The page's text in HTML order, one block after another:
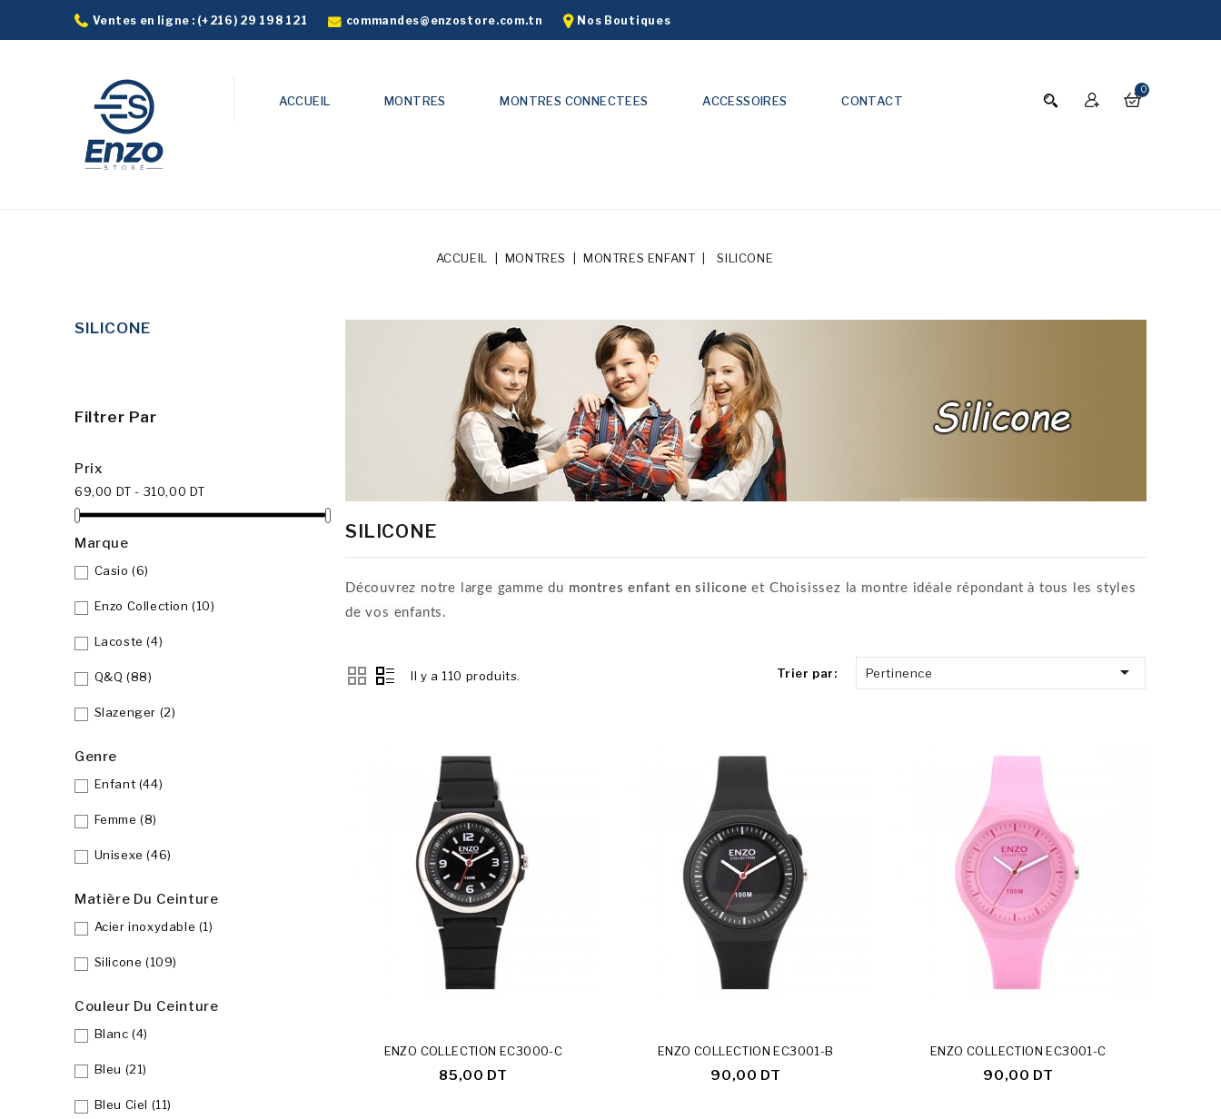
Ventes en ligne : (+216) 29 198 121 commandes@enzostore.com.tn Nos Boutiques
0
ACCUEIL MONTRES MONTRES CONNECTEES ACCESSOIRES CONTACT
ACCUEIL MONTRES MONTRES ENFANT SILICONE
SILICONE
Filtrer Par
Prix
69,00 DT - 310,00 DT
Marque
Casio(6)
Enzo Collection(10)
Lacoste(4)
Q&Q(88)
Slazenger (2)
Genre
Enfant (44)
Femme(8)
Unisexe(46)
Matière Du Ceinture
Acier inoxydable (1)
Silicone(109)
Couleur Du Ceinture
Blanc(4)
Bleu (21)
Bleu Ciel (11)
SILICONE
Découvrez notre large gamme du montres enfant en silicone et Choisissez la montre idéale répondant à tous les styles
de vos enfants.
Il y a 110 produits. Trier par: Pertinence 
ENZO COLLECTION EC3000-C
85,00 DT
ENZO COLLECTION EC3001-B
90,00 DT
ENZO COLLECTION EC3001-C
90,00 DT